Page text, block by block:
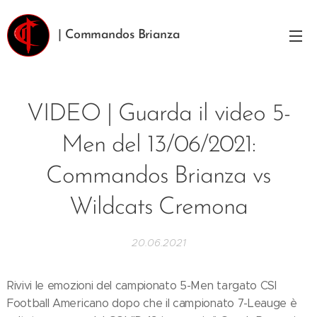
| Commandos Brianza
VIDEO | Guarda il video 5-
Men del 13/06/2021:
Commandos Brianza vs
Wildcats Cremona
20.06.2021
Rivivi le emozioni del campionato 5-Men targato CSI
Football Americano dopo che il campionato 7-Leauge è